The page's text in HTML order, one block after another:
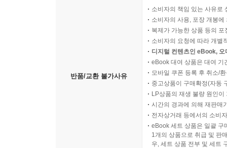
반품/교환 불가사유
소비자의 책임 있는 사유로
소비자의 사용, 포장 개봉
복제가 가능한 상품 등의
소비자의 요청에 따라 개별
디지털 컨텐츠인 eBook,
eBook 대여 상품은 대여 기
모바일 쿠폰 등록 후 취소/
중고상품이 구매확정(자동
LP상품의 재생 불량 원인
시간의 경과에 의해 재판매
전자상거래 등에서의 소비
eBook 세트 상품은 일괄 구
1개의 상품으로 취급 및 판
우, 세트 상품 전부 및 세트